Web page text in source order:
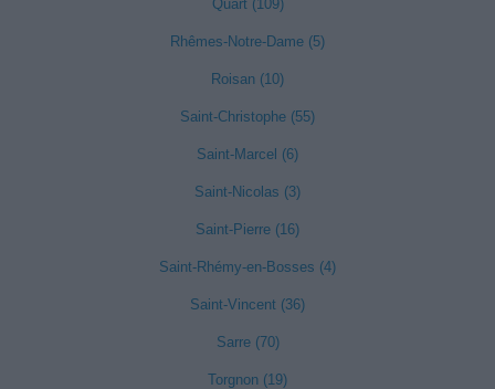
Quart (109)
Rhêmes-Notre-Dame (5)
Roisan (10)
Saint-Christophe (55)
Saint-Marcel (6)
Saint-Nicolas (3)
Saint-Pierre (16)
Saint-Rhémy-en-Bosses (4)
Saint-Vincent (36)
Sarre (70)
Torgnon (19)